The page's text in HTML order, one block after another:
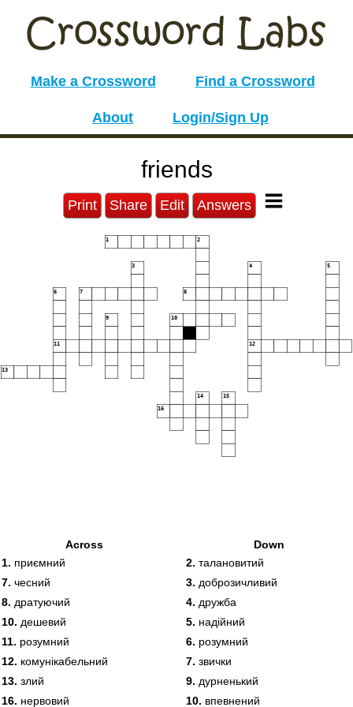
Make a Crossword Find a Crossword
About Login/Sign Up
friends
Print Share Edit Answers
1 2
3 4 5
6 7 8
9 10
11 12
13
14 15
16
Across
1. приємний
7. чесний
8. дратуючий
10. дешевий
11. розумний
12. комунікабельний
13. злий
16. нервовий
Down
2. талановитий
3. доброзичливий
4. дружба
5. надійний
6. розумний
7. звички
9. дурненький
10. впевнений